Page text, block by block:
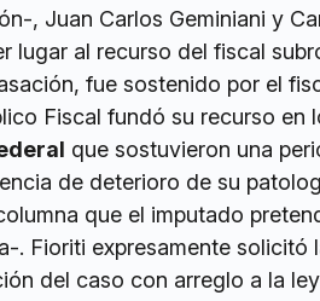
, Juan Carlos Geminiani y
lugar al recurso del fiscal
fue sostenido por el
Fiscal fundó su recurso en
que sostuvieron una
de deterioro de su
que el imputado
. Fioriti expresamente solicitó
del caso con arreglo a la